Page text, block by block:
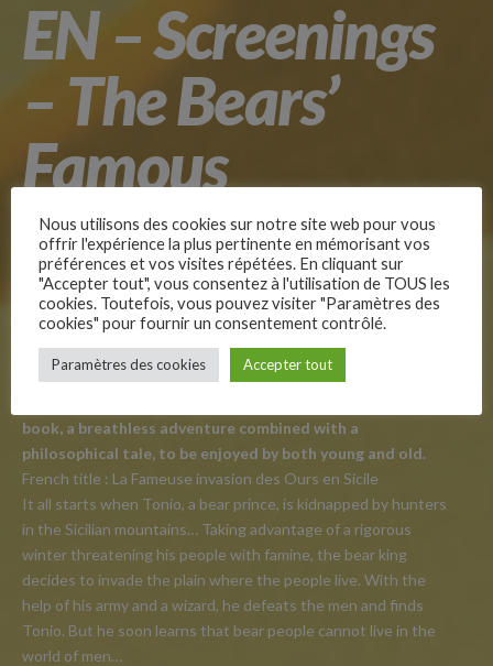
Follow Us
EN – Screenings
– The Bears’
Famous
Invasion of
Sicily
book, a breathless adventure combined with a
philosophical tale, to be enjoyed by both young and old.
French title : La Fameuse invasion des Ours en Sicile
It all starts when Tonio, a bear prince, is kidnapped by hunters
in the Sicilian mountains… Taking advantage of a rigorous
winter threatening his people with famine, the bear king
decides to invade the plain where the people live. With the
help of his army and a wizard, he defeats the men and finds
Tonio. But he soon learns that bear people cannot live in the
world of men…
Nous utilisons des cookies sur notre site web pour vous
offrir l'expérience la plus pertinente en mémorisant vos
préférences et vos visites répétées. En cliquant sur
"Accepter tout", vous consentez à l'utilisation de TOUS les
cookies. Toutefois, vous pouvez visiter "Paramètres des
cookies" pour fournir un consentement contrôlé.
Paramètres des cookies Accepter tout